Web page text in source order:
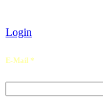
Login
E-Mail *